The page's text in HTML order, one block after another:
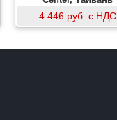
4 446 руб. с НДС